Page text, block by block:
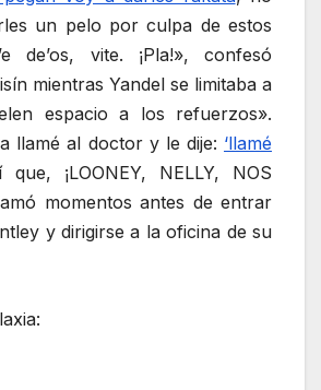
un pelo por culpa de estos
de’os, vite. ¡Pla!», confesó
mientras Yandel se limitaba a
espacio a los refuerzos».
llamé al doctor y le dije: ‘llamé
¡LOONEY, NELLY, NOS
momentos antes de entrar
y dirigirse a la oficina de su